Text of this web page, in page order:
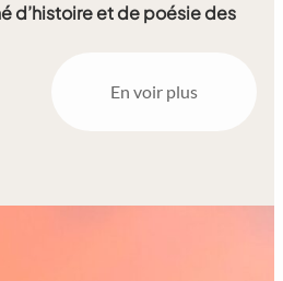
d’histoire et de poésie des
En voir plus